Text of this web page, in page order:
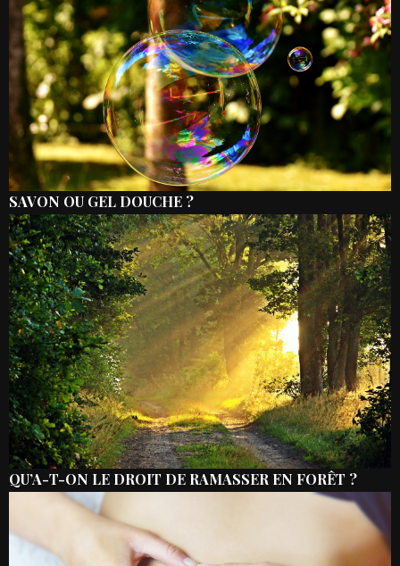
SAVON OU GEL DOUCHE ?
QU’A-T-ON LE DROIT DE RAMASSER EN FORÊT ?